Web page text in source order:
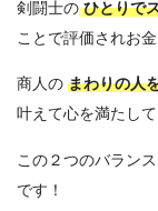
剣闘士の ひとりで
ことで評価されお金
商人の まわりの人
叶えて心を満たして
この２つのバラン
です！